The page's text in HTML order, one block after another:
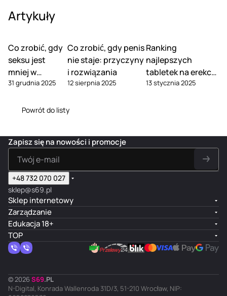
Artykuły
Co zrobić, gdy
seksu jest
mniej w
związku
31 grudnia 2025
Co zrobić, gdy penis
nie staje: przyczyny
i rozwiązania
12 sierpnia 2025
Ranking
najlepszych
tabletek na erekcję
2025 roku
13 stycznia 2025
Powrót do listy
Zapisz się na nowości i promocje
+48 732 070 027
sklep@s69.pl
Sklep internetowy
Zarządzanie
Edukacja 18+
TOP
© 2026 S69.PL
N-Digital, Konrada Wallenroda 31D/3, 51-210 Wrocław, NIP: